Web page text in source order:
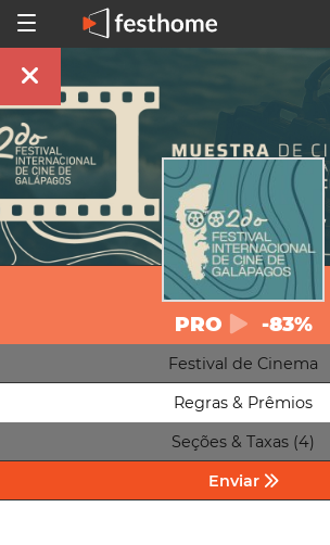
PRO -83%
Festival de Cinema
Regras & Prêmios
Seções & Taxas (4)
Enviar